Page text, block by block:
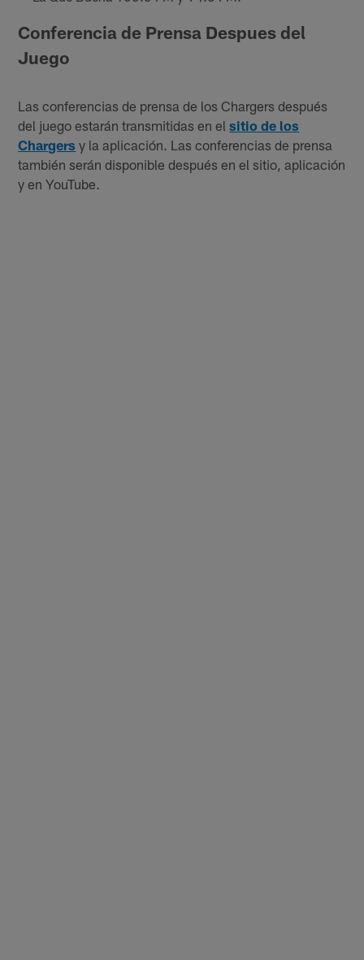
Conferencia de Prensa Despues del
Juego
Las conferencias de prensa de los Chargers después
del juego estarán transmitidas en elsitio de los
Chargers y la aplicación. Las conferencias de prensa
también serán disponible después en el sitio, aplicación
y en YouTube.